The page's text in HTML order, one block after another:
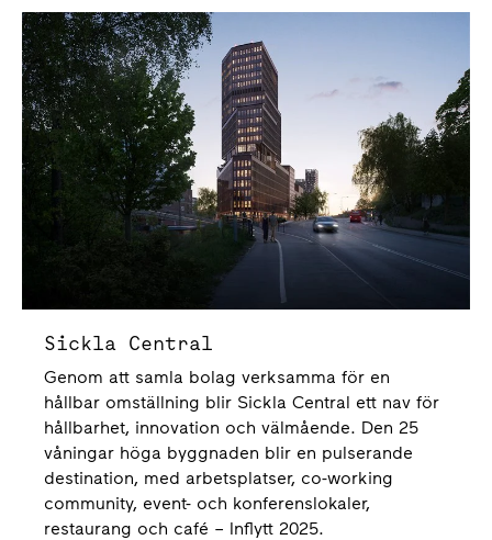
Sickla Central
Genom att samla bolag verksamma för en
hållbar omställning blir Sickla Central ett nav för
hållbarhet, innovation och välmående. Den 25
våningar höga byggnaden blir en pulserande
destination, med arbetsplatser, co-working
community, event- och konferenslokaler,
restaurang och café – Inflytt 2025.